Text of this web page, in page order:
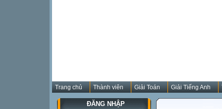
Trang chủ Thành viên Giải Toán Giải Tiếng Anh
ĐĂNG NHẬP